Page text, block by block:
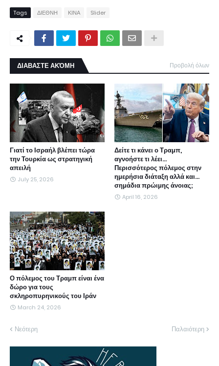
Tags ΔΙΕΘΝΗ ΚΙΝΑ Slider
ΔΙΑΒΑΣΤΕ ΑΚΌΜΗ Προβολή όλων
Γιατί το Ισραήλ βλέπει τώρα
την Τουρκία ως στρατηγική
απειλή
July 25, 2026
Δείτε τι κάνει ο Τραμπ,
αγνοήστε τι λέει...
Περισσότερος πόλεμος στην
ημερήσια διάταξη αλλά και...
σημάδια πρώιμης άνοιας;
April 16, 2026
Ο πόλεμος του Τραμπ είναι ένα
δώρο για τους
σκληροπυρηνικούς του Ιράν
March 24, 2026
Νεότερη Παλαιότερη